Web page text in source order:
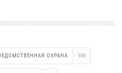
ОХРАНА 959